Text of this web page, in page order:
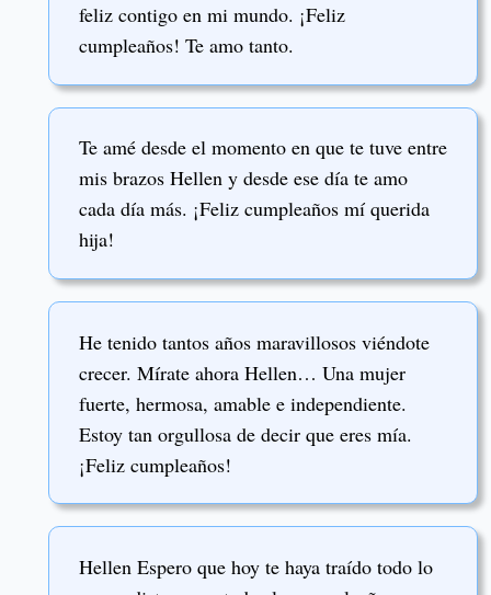
feliz contigo en mi mundo. ¡Feliz
cumpleaños! Te amo tanto.
Te amé desde el momento en que te tuve entre
mis brazos Hellen y desde ese día te amo
cada día más. ¡Feliz cumpleaños mí querida
hija!
He tenido tantos años maravillosos viéndote
crecer. Mírate ahora Hellen… Una mujer
fuerte, hermosa, amable e independiente.
Estoy tan orgullosa de decir que eres mía.
¡Feliz cumpleaños!
Hellen Espero que hoy te haya traído todo lo